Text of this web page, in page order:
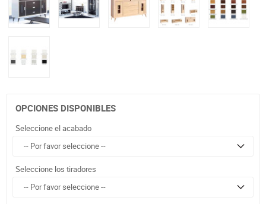
OPCIONES DISPONIBLES
Seleccione el acabado
Seleccione los tiradores